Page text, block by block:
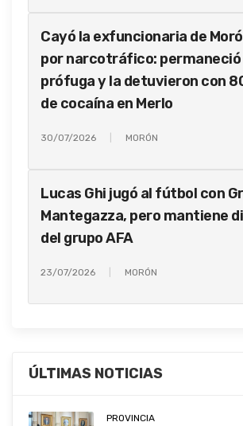
Cayó la exfuncionaria de
por narcotráfico: permaneció
prófuga y la detuvieron con
de cocaína en Merlo
30/07/2026 MORÓN
Lucas Ghi jugó al fútbol con
Mantegazza, pero mantiene
del grupo AFA
23/07/2026 MORÓN
ÚLTIMAS NOTICIAS
PROVINCIA